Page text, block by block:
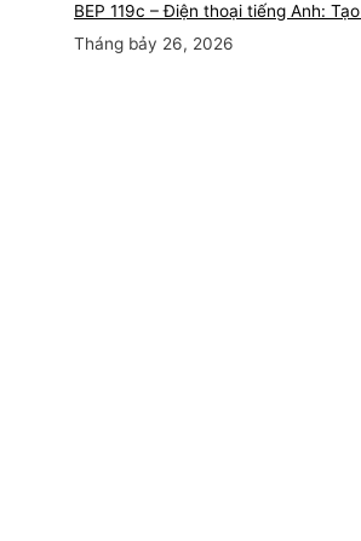
BEP 119c – Điện thoại tiếng Anh:
Tháng bảy 26, 2026